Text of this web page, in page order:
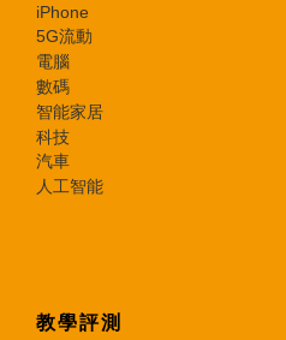
iPhone
5G流動
電腦
數碼
智能家居
科技
汽車
人工智能
教學評測